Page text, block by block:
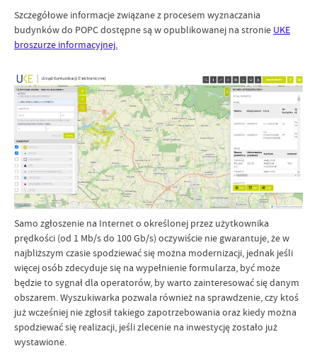
Szczegółowe informacje związane z procesem wyznaczania
budynków do POPC dostępne są w opublikowanej na stronie UKE
broszurze informacyjnej.
Samo zgłoszenie na Internet o określonej przez użytkownika
prędkości (od 1 Mb/s do 100 Gb/s) oczywiście nie gwarantuje, że w
najbliższym czasie spodziewać się można modernizacji, jednak jeśli
więcej osób zdecyduje się na wypełnienie formularza, być może
będzie to sygnał dla operatorów, by warto zainteresować się danym
obszarem. Wyszukiwarka pozwala również na sprawdzenie, czy ktoś
już wcześniej nie zgłosił takiego zapotrzebowania oraz kiedy można
spodziewać się realizacji, jeśli zlecenie na inwestycję zostało już
wystawione.